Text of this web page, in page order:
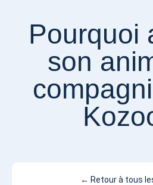
Pourquoi
son
← Retour à tous